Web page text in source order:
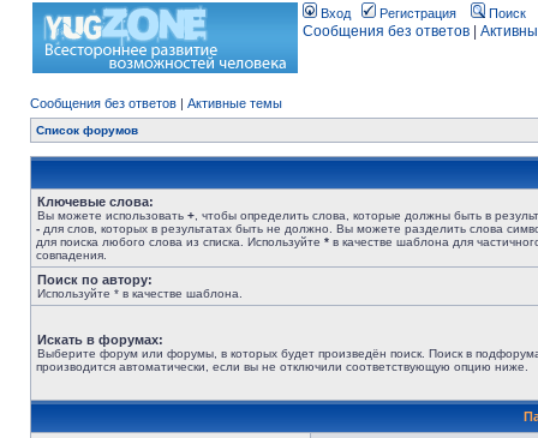
Вход Регистрация Поиск
Сообщения без ответов
Сообщения без ответов | Активные темы
Список форумов
Ключевые слова:
Вы можете использовать + , чтобы определить слова, которые должны быть в
- для слов, которых в результатах быть не должно. Вы можете разделить слова
для поиска любого слова из списка. Используйте * в качестве шаблона для
совпадения.
Поиск по автору:
Используйте * в качестве шаблона.
Искать в форумах:
Выберите форум или форумы, в которых будет произведён поиск. Поиск в
производится автоматически, если вы не отключили соответствующую опцию ниже.